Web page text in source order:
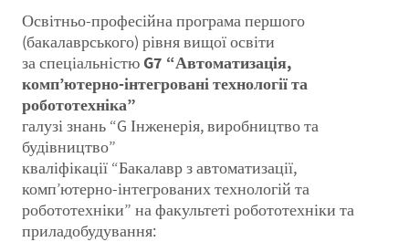
Освітньо-професійна програма першого
(бакалаврського) рівня вищої освіти
за спеціальністюG7 “Автоматизація,
комп’ютерно-інтегровані технології та
робототехніка”
галузі знань “G Інженерія, виробництво та
будівництво”
кваліфікації “Бакалавр з автоматизації,
комп’ютерно-інтегрованих технологій та
робототехніки” на факультеті робототехніки та
приладобудування: